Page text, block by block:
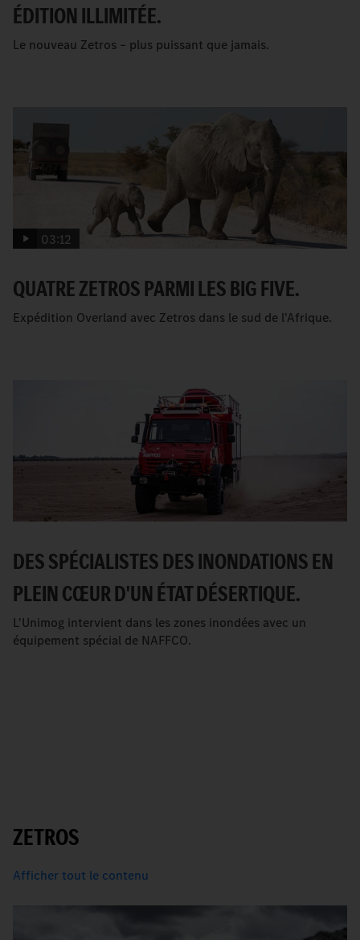
ÉDITION ILLIMITÉE.
Le nouveau Zetros – plus puissant que jamais.
03:12
QUATRE ZETROS PARMI LES BIG FIVE.
Expédition Overland avec Zetros dans le sud de l'Afrique.
DES SPÉCIALISTES DES INONDATIONS EN
PLEIN CŒUR D'UN ÉTAT DÉSERTIQUE.
L'Unimog intervient dans les zones inondées avec un
équipement spécial de NAFFCO.
ZETROS
Afficher tout le contenu